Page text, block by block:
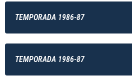
TEMPORADA 1986-87
TEMPORADA 1986-87